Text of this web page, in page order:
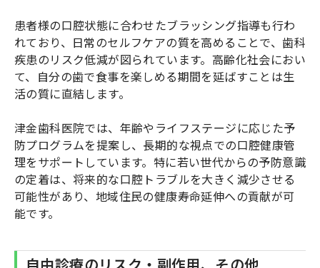
患者様の口腔状態に合わせたブラッシング指導も行わ
れており、日常のセルフケアの質を高めることで、歯科
疾患のリスク低減が図られています。高齢化社会におい
て、自分の歯で食事を楽しめる期間を延ばすことは生
活の質に直結します。
津金歯科医院では、年齢やライフステージに応じた予
防プログラムを提案し、長期的な視点での口腔健康管
理をサポートしています。特に若い世代からの予防意識
の定着は、将来的な口腔トラブルを大きく減少させる
可能性があり、地域住民の健康寿命延伸への貢献が可
能です。
自由診療のリスク・副作用、その他